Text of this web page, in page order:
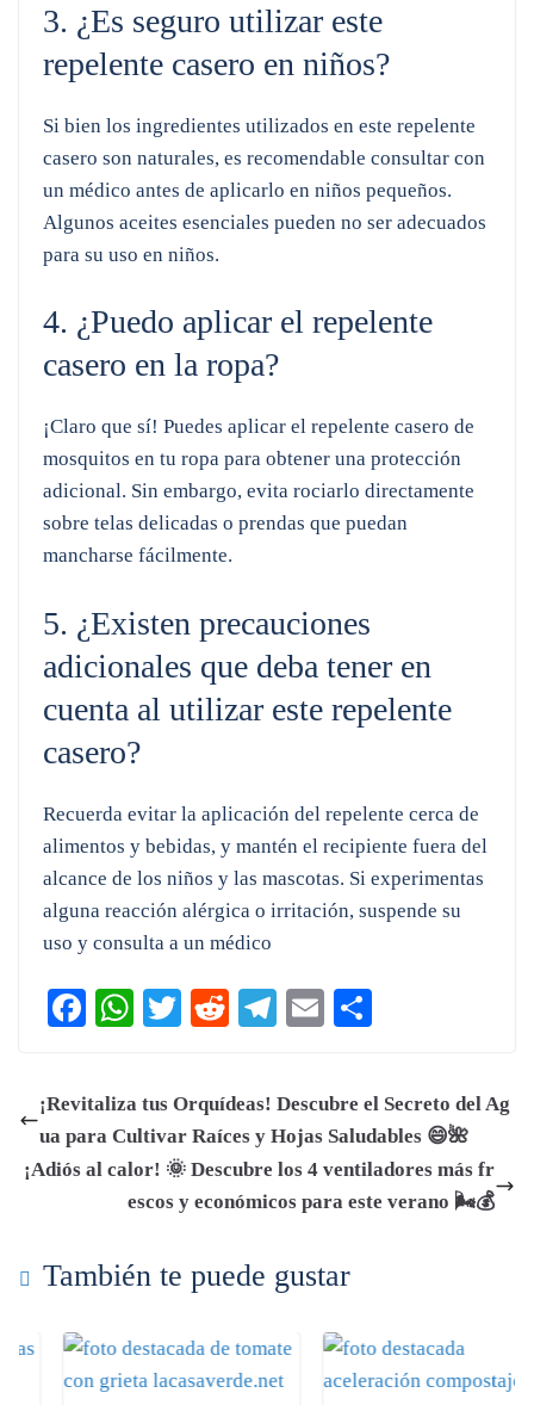
3. ¿Es seguro utilizar este
repelente casero en niños?
Si bien los ingredientes utilizados en este repelente
casero son naturales, es recomendable consultar con
un médico antes de aplicarlo en niños pequeños.
Algunos aceites esenciales pueden no ser adecuados
para su uso en niños.
4. ¿Puedo aplicar el repelente
casero en la ropa?
¡Claro que sí! Puedes aplicar el repelente casero de
mosquitos en tu ropa para obtener una protección
adicional. Sin embargo, evita rociarlo directamente
sobre telas delicadas o prendas que puedan
mancharse fácilmente.
5. ¿Existen precauciones
adicionales que deba tener en
cuenta al utilizar este repelente
casero?
Recuerda evitar la aplicación del repelente cerca de
alimentos y bebidas, y mantén el recipiente fuera del
alcance de los niños y las mascotas. Si experimentas
alguna reacción alérgica o irritación, suspende su
uso y consulta a un médico
Fa
ok
W
A
pp
T
r
R
t
Te
a
m
E
pa
rti
r
¡Revitaliza tus Orquídeas! Descubre el Secreto del Ag
ua para Cultivar Raíces y Hojas Saludables 😄🌺
¡Adiós al calor! 🌞 Descubre los 4 ventiladores más fr
escos y económicos para este verano 🌬️💰
También te puede gustar